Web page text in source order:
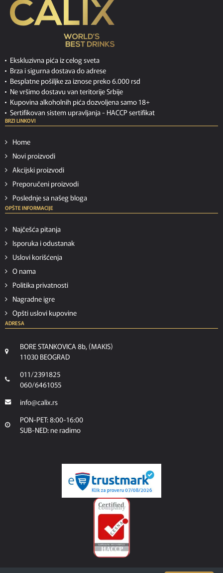
Ekskluzivna pića iz celog sveta
Brza i sigurna dostava do adrese
Besplatne pošiljke za iznose preko 6.000 rsd
Ne vršimo dostavu van teritorije Srbije
Kupovina alkoholnih pića dozvoljena samo 18+
Sertifikovan sistem upravljanja - HACCP sertifikat
BRZI LINKOVI
Home
Novi proizvodi
Akcijski proizvodi
Preporučeni proizvodi
Poslednje sa našeg bloga
OPŠTE INFORMACIJE
Najčešća pitanja
Isporuka i odustanak
Uslovi korišćenja
O nama
Politika privatnosti
Nagradne igre
Opšti uslovi kupovine
ADRESA
BORE STANKOVICA 8b, (MAKIS)
11030 BEOGRAD
011/2391825
060/6461055
info@calix.rs
PON-PET: 8:00-16:00
SUB-NED: ne radimo